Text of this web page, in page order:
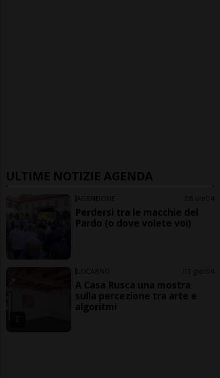
ULTIME NOTIZIE AGENDA
AGENDONE 8 ore 4
Perdersi tra le macchie del
Pardo (o dove volete voi)
LOCARNO 1 gior 4
A Casa Rusca una mostra
sulla percezione tra arte e
algoritmi